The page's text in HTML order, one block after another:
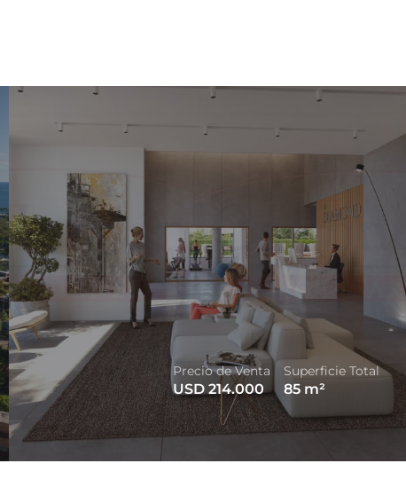
Precio de Venta
USD 214.000
Superficie Total
85 m²